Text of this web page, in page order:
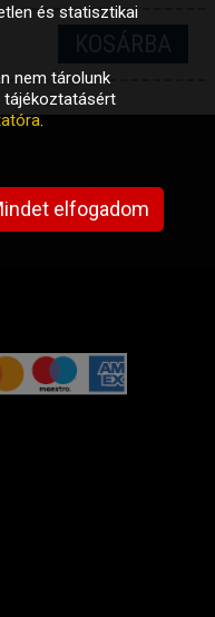
KOSÁRBA
és statisztikai
nem tárolunk
tájékoztatásért
.
elfogadom